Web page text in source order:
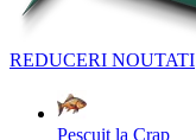
REDUCERI NOUTATI
Pescuit la Crap